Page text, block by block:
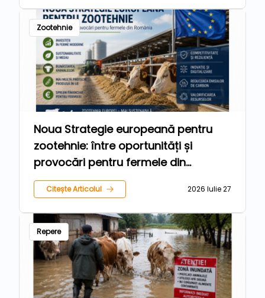
Zootehnie
Noua Strategie europeană pentru
zootehnie: între oportunități și
provocări pentru fermele din
România
Citește Articolul 2026 Iulie 27
Repere